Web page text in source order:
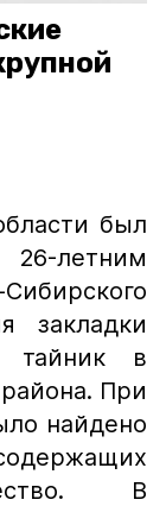
был
летним
закладки
тайник в
При
найдено
В